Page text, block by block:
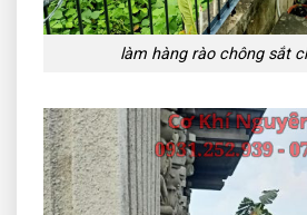
làm hàng rào chông sắt